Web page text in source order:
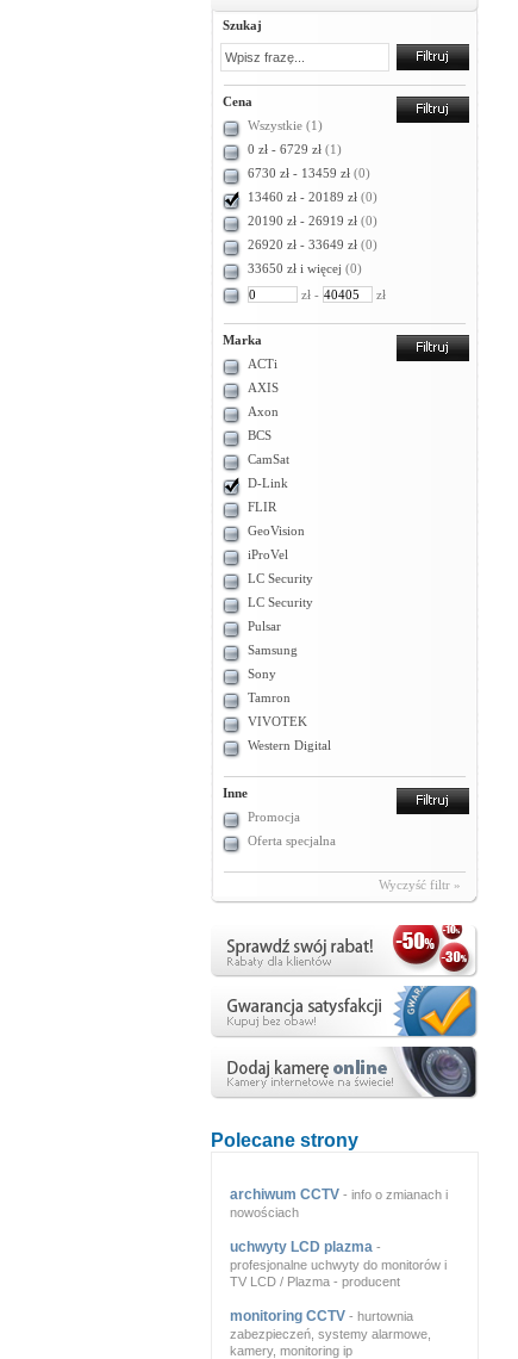
Szukaj
Cena
Wszystkie (1)
0 zł - 6729 zł (1)
6730 zł - 13459 zł (0)
13460 zł - 20189 zł (0)
20190 zł - 26919 zł (0)
26920 zł - 33649 zł (0)
33650 zł i więcej (0)
zł -
zł
Marka
ACTi
AXIS
Axon
BCS
CamSat
D-Link
FLIR
GeoVision
iProVel
LC Security
LC Security
Pulsar
Samsung
Sony
Tamron
VIVOTEK
Western Digital
Inne
Promocja
Oferta specjalna
Wyczyść filtr »
Polecane strony
archiwum CCTV - info o zmianach i
nowościach
uchwyty LCD plazma -
profesjonalne uchwyty do monitorów i
TV LCD / Plazma - producent
monitoring CCTV - hurtownia
zabezpieczeń, systemy alarmowe,
kamery, monitoring ip